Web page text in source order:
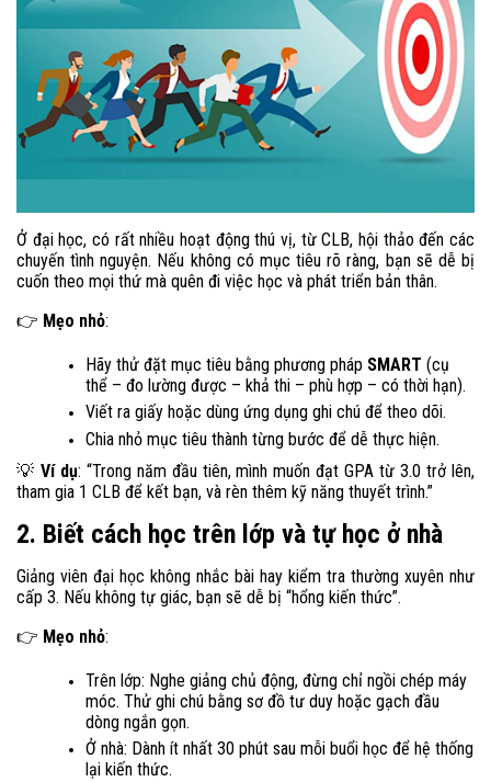
Ở đại học, có rất nhiều hoạt động thú vị, từ CLB, hội thảo đến các
chuyến tình nguyện. Nếu không có mục tiêu rõ ràng, bạn sẽ dễ bị
cuốn theo mọi thứ mà quên đi việc học và phát triển bản thân.
👉 Mẹo nhỏ:
Hãy thử đặt mục tiêu bằng phương pháp SMART (cụ
thể – đo lường được – khả thi – phù hợp – có thời hạn).
Viết ra giấy hoặc dùng ứng dụng ghi chú để theo dõi.
Chia nhỏ mục tiêu thành từng bước để dễ thực hiện.
💡 Ví dụ: “Trong năm đầu tiên, mình muốn đạt GPA từ 3.0 trở lên,
tham gia 1 CLB để kết bạn, và rèn thêm kỹ năng thuyết trình.”
2. Biết cách học trên lớp và tự học ở nhà
Giảng viên đại học không nhắc bài hay kiểm tra thường xuyên như
cấp 3. Nếu không tự giác, bạn sẽ dễ bị “hổng kiến thức”.
👉 Mẹo nhỏ:
Trên lớp: Nghe giảng chủ động, đừng chỉ ngồi chép máy
móc. Thử ghi chú bằng sơ đồ tư duy hoặc gạch đầu
dòng ngắn gọn.
Ở nhà: Dành ít nhất 30 phút sau mỗi buổi học để hệ thống
lại kiến thức.